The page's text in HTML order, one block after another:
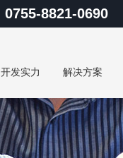
0755-8821-0690
开发实力 解决方案